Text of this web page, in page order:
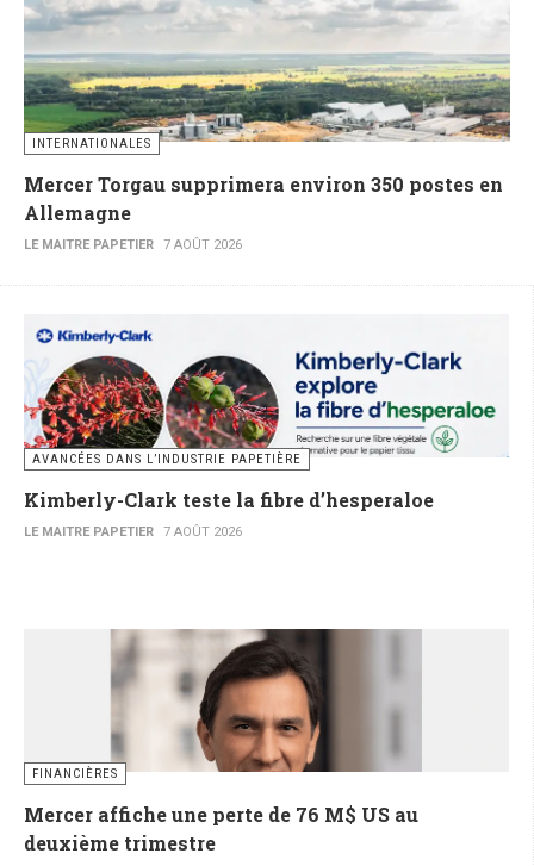
INTERNATIONALES
Mercer Torgau supprimera environ 350 postes en
Allemagne
LE MAITRE PAPETIER 7 AOÛT 2026
AVANCÉES DANS L’INDUSTRIE PAPETIÈRE
Kimberly-Clark teste la fibre d’hesperaloe
LE MAITRE PAPETIER 7 AOÛT 2026
FINANCIÈRES
Mercer affiche une perte de 76 M$ US au
deuxième trimestre